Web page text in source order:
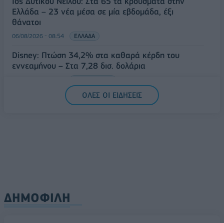
Ελλάδα – 23 νέα μέσα σε μία εβδομάδα, έξι
θάνατοι
06/08/2026 - 08:54 ΕΛΛΑΔΑ
Disney: Πτώση 34,2% στα καθαρά κέρδη του
εννεαμήνου – Στα 7,28 δισ. δολάρια
ΟΛΕΣ ΟΙ ΕΙΔΗΣΕΙΣ
ΔΗΜΟΦΙΛΗ